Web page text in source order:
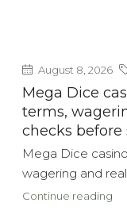
August 8, 2026
Mega Dice
terms,
checks
Mega Dice
wagering and
Continue reading